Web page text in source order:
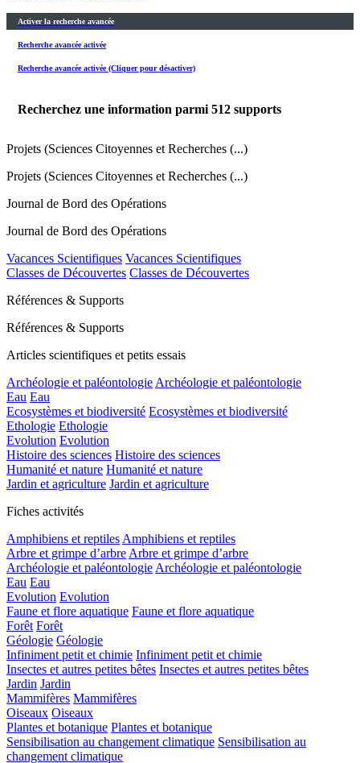
Activer la recherche avancée
Recherche avancée activée
Recherche avancée activée (Cliquer pour désactiver)
Recherchez une information parmi 512 supports
Projets (Sciences Citoyennes et Recherches (...)
Projets (Sciences Citoyennes et Recherches (...)
Journal de Bord des Opérations
Journal de Bord des Opérations
Vacances Scientifiques Vacances Scientifiques
Classes de Découvertes Classes de Découvertes
Références & Supports
Références & Supports
Articles scientifiques et petits essais
Archéologie et paléontologie Archéologie et paléontologie
Eau Eau
Ecosystèmes et biodiversité Ecosystèmes et biodiversité
Ethologie Ethologie
Evolution Evolution
Histoire des sciences Histoire des sciences
Humanité et nature Humanité et nature
Jardin et agriculture Jardin et agriculture
Fiches activités
Amphibiens et reptiles Amphibiens et reptiles
Arbre et grimpe d’arbre Arbre et grimpe d’arbre
Archéologie et paléontologie Archéologie et paléontologie
Eau Eau
Evolution Evolution
Faune et flore aquatique Faune et flore aquatique
Forêt Forêt
Géologie Géologie
Infiniment petit et chimie Infiniment petit et chimie
Insectes et autres petites bêtes Insectes et autres petites bêtes
Jardin Jardin
Mammifères Mammifères
Oiseaux Oiseaux
Plantes et botanique Plantes et botanique
Sensibilisation au changement climatique Sensibilisation au
changement climatique